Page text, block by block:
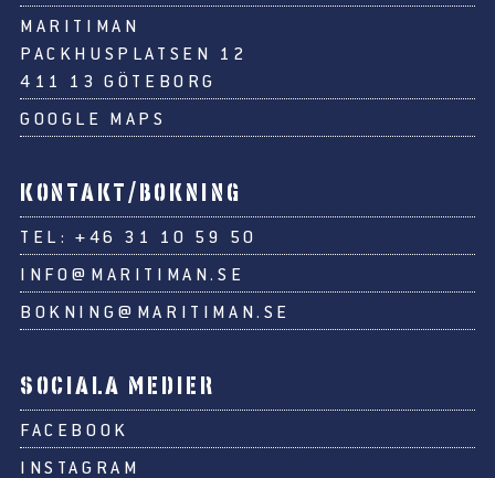
MARITIMAN
PACKHUSPLATSEN 12
411 13 GÖTEBORG
GOOGLE MAPS
KONTAKT/BOKNING
TEL: +46 31 10 59 50
INFO@MARITIMAN.SE
BOKNING@MARITIMAN.SE
SOCIALA MEDIER
FACEBOOK
INSTAGRAM